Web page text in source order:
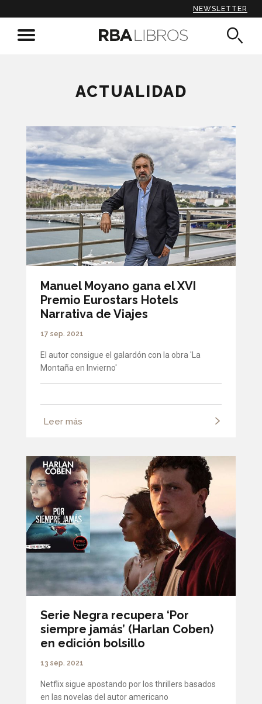
NEWSLETTER
ACTUALIDAD
Manuel Moyano gana el XVI
Premio Eurostars Hotels
Narrativa de Viajes
17 sep. 2021
El autor consigue el galardón con la obra 'La
Montaña en Invierno'
Leer más
Serie Negra recupera ‘Por
siempre jamás’ (Harlan Coben)
en edición bolsillo
13 sep. 2021
Netflix sigue apostando por los thrillers basados
en las novelas del autor americano